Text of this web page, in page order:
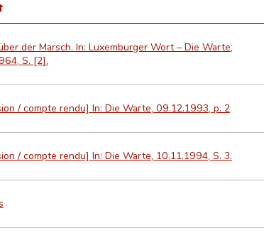
der Marsch. In: Luxemburger Wort – Die Warte,
S. [2].
/ compte rendu] In: Die Warte, 09.12.1993, p. 2
/ compte rendu] In: Die Warte, 10.11.1994, S. 3.